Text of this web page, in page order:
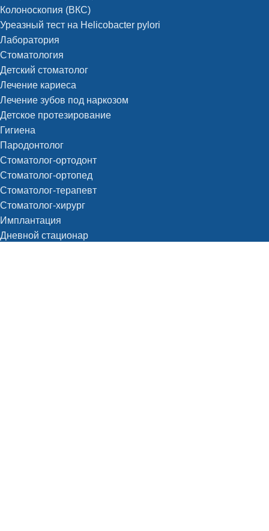
Колоноскопия (ВКС)
Уреазный тест на Helicobacter pylori
Лаборатория
Стоматология
Детский стоматолог
Лечение кариеса
Лечение зубов под наркозом
Детское протезирование
Гигиена
Пародонтолог
Стоматолог-ортодонт
Стоматолог-ортопед
Стоматолог-терапевт
Стоматолог-хирург
Имплантация
Дневной стационар